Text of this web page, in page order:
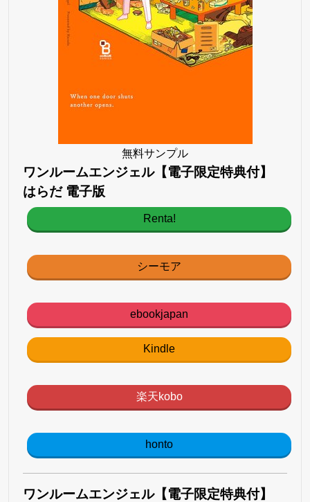
無料サンプル
ワンルームエンジェル【電子限定特典付】
はらだ 電子版
Renta!
シーモア
ebookjapan
Kindle
楽天kobo
honto
ワンルームエンジェル【電子限定特典付】